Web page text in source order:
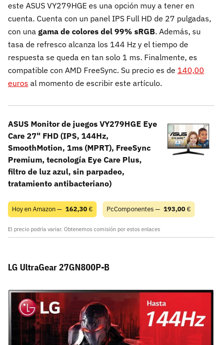
este ASUS VY279HGE es una opción muy a tener en
cuenta. Cuenta con un panel IPS Full HD de 27 pulgadas,
con una gama de colores del 99% sRGB. Además, su
tasa de refresco alcanza los 144 Hz y el tiempo de
respuesta se queda en tan solo 1 ms. Finalmente, es
compatible con AMD FreeSync. Su precio es de 140,00
euros al momento de escribir este artículo.
ASUS Monitor de juegos VY279HGE Eye
Care 27" FHD (IPS, 144Hz,
SmoothMotion, 1ms (MPRT), FreeSync
Premium, tecnología Eye Care Plus,
filtro de luz azul, sin parpadeo,
tratamiento antibacteriano)
Hoy en Amazon — 162,30€ PcComponentes — 193,00€
El precio podría variar. Obtenemos comisión por estos enlaces
LG UltraGear 27GN800P-B